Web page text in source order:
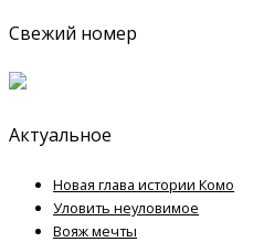
Свежий номер
Актуальное
Новая глава истории Комо
Уловить неуловимое
Вояж мечты